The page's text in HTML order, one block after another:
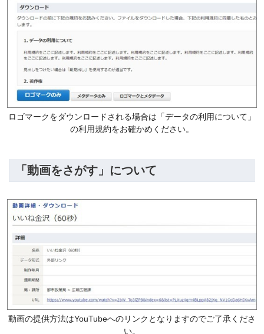
ロゴマークをダウンロードされる場合は「データの利用について」
の利用規約をお確かめください。
「動画をさがす」について
動画の提供方法はYouTubeへのリンクとなりますのでご了承くださ
い。